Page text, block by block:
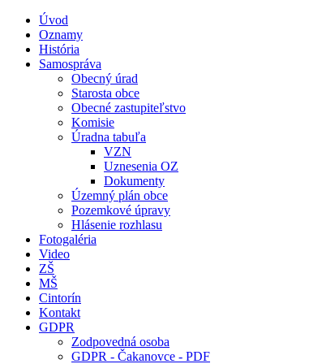
Úvod
Oznamy
História
Samospráva
Obecný úrad
Starosta obce
Obecné zastupiteľstvo
Komisie
Úradna tabuľa
VZN
Uznesenia OZ
Dokumenty
Územný plán obce
Pozemkové úpravy
Hlásenie rozhlasu
Fotogaléria
Video
ZŠ
MŠ
Cintorín
Kontakt
GDPR
Zodpovedná osoba
GDPR - Čakanovce - PDF